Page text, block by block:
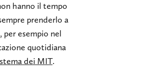
hanno il tempo
prenderlo a
esempio nel
quotidiana
dei MIT.